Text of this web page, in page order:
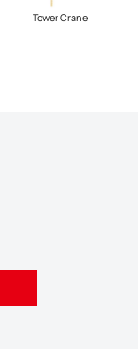
Tower Crane